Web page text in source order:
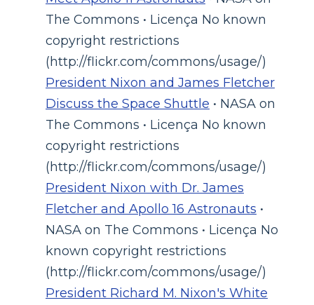
The Commons • Licença No known
copyright restrictions
(http://flickr.com/commons/usage/)
President Nixon and James Fletcher
Discuss the Space Shuttle • NASA on
The Commons • Licença No known
copyright restrictions
(http://flickr.com/commons/usage/)
President Nixon with Dr. James
Fletcher and Apollo 16 Astronauts •
NASA on The Commons • Licença No
known copyright restrictions
(http://flickr.com/commons/usage/)
President Richard M. Nixon's White